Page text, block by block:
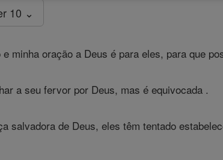
10 ⌄
minha oração a Deus é para eles, para que
a seu fervor por Deus, mas é equivocada .
salvadora de Deus, eles têm tentado